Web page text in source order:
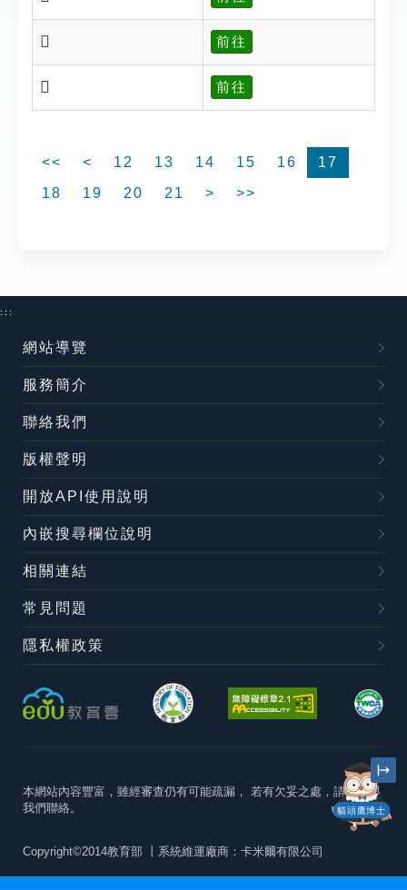
𩭐 前往
𩭑 前往
<< < 12 13 14 15 16
17
18
19 20 21 > >>
貓頭鷹博士
:::
網站導覽
服務簡介
聯絡我們
版權聲明
開放API使用說明
內嵌搜尋欄位說明
相關連結
常見問題
隱私權政策
本網站內容豐富，雖經審查仍有可能疏漏， 若有欠妥之處，請隨時與
我們聯絡。
Copyright©2014教育部 丨系統維運廠商：卡米爾有限公司